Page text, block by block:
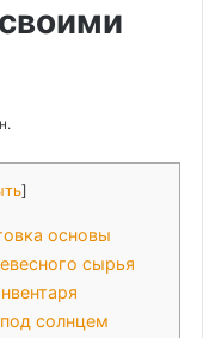
]
основы
сырья
солнцем